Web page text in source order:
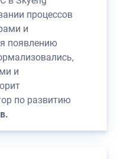
процессов
и
появлению
и
по развитию